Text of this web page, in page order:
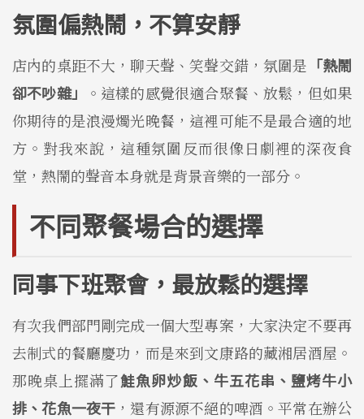
氛圍偏熱鬧，不算安靜
店內的桌距不大，聊天聲、笑聲交錯，氛圍是 「熱鬧
卻不吵雜」
。這樣的感覺很適合聚餐、放鬆，但如果
你期待的是浪漫燭光晚餐，這裡可能不是最合適的地
方。對我來說，這種氛圍反而很像日劇裡的深夜食
堂，熱鬧的聲音本身就是背景音樂的一部分。
不同聚餐場合的選擇
同事下班聚會，最放鬆的選擇
有次我們部門剛完成一個大型專案，大家決定不要再
去制式的餐廳慶功，而是來到文康路的藏湘居酒屋。
那晚桌上擺滿了鮭魚卵炒飯、牛五花串、鹽烤牛小
排、花魚一夜干 ，還有源源不絕的啤酒。平常在辦公